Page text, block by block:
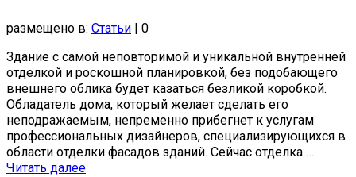
размещено в: Статьи
0
Здание с самой неповторимой и уникальной внутренней
отделкой и роскошной планировкой, без подобающего
внешнего облика будет казаться безликой коробкой.
Обладатель дома, который желает сделать его
неподражаемым, непременно прибегнет к услугам
профессиональных дизайнеров, специализирующихся в
области отделки фасадов зданий. Сейчас отделка …
Читать далее